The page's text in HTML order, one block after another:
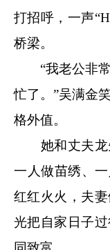
打招呼，一声
桥梁。
“我老公非常
忙了。”吴满金
格外值。
她和丈夫龙
一人做苗绣、
红红火火，夫
光把自家日子